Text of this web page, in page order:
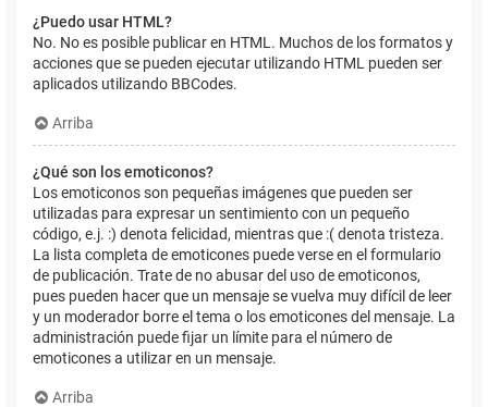
¿Puedo usar HTML?
No. No es posible publicar en HTML. Muchos de los formatos y
acciones que se pueden ejecutar utilizando HTML pueden ser
aplicados utilizando BBCodes.
Arriba
¿Qué son los emoticonos?
Los emoticonos son pequeñas imágenes que pueden ser
utilizadas para expresar un sentimiento con un pequeño
código, e.j. :) denota felicidad, mientras que :( denota tristeza.
La lista completa de emoticones puede verse en el formulario
de publicación. Trate de no abusar del uso de emoticonos,
pues pueden hacer que un mensaje se vuelva muy difícil de leer
y un moderador borre el tema o los emoticones del mensaje. La
administración puede fijar un límite para el número de
emoticones a utilizar en un mensaje.
Arriba